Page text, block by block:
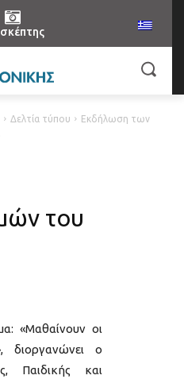
Δελτία τύπου
Εκδήλωση των
του
«Μαθαίνουν οι
διοργανώνει ο
Παιδικής και